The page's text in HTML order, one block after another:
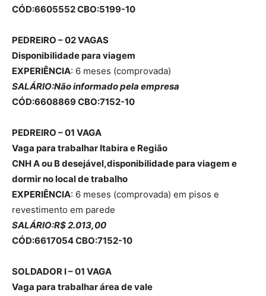
CÓD:6605552 CBO:5199-10
PEDREIRO – 02 VAGAS
Disponibilidade para viagem
EXPERIÊNCIA: 6 meses (comprovada)
SALÁRIO:Não informado pela empresa
CÓD:6608869 CBO:7152-10
PEDREIRO – 01 VAGA
Vaga para trabalhar Itabira e Região
CNH A ou B desejável,disponibilidade para viagem e
dormir no local de trabalho
EXPERIÊNCIA: 6 meses (comprovada) em pisos e
revestimento em parede
SALÁRIO:R$ 2.013,00
CÓD:6617054 CBO:7152-10
SOLDADOR I – 01 VAGA
Vaga para trabalhar área de vale